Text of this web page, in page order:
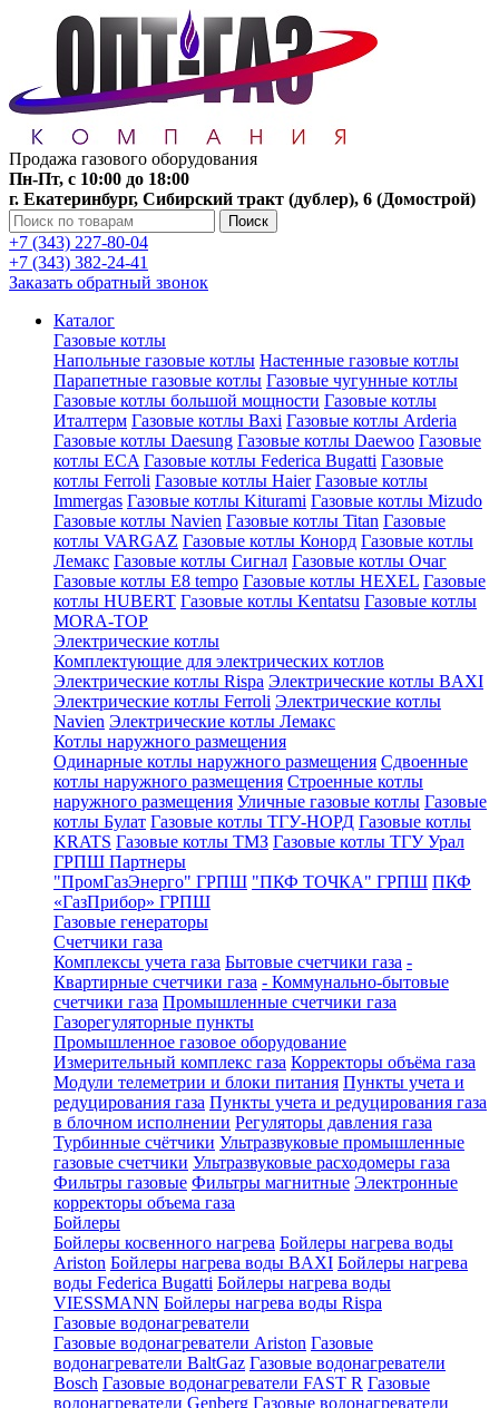
Продажа газового оборудования
Пн-Пт, с 10:00 до 18:00
г. Екатеринбург, Сибирский тракт (дублер), 6 (Домострой)
Поиск
+7 (343) 227-80-04
+7 (343) 382-24-41
Заказать обратный звонок
Каталог
Газовые котлы
Напольные газовые котлы Настенные газовые котлы
Парапетные газовые котлы Газовые чугунные котлы
Газовые котлы большой мощности Газовые котлы
Италтерм Газовые котлы Baxi Газовые котлы Arderia
Газовые котлы Daesung Газовые котлы Daewoo Газовые
котлы ECA Газовые котлы Federica Bugatti Газовые
котлы Ferroli Газовые котлы Haier Газовые котлы
Immergas Газовые котлы Kiturami Газовые котлы Mizudo
Газовые котлы Navien Газовые котлы Titan Газовые
котлы VARGAZ Газовые котлы Конорд Газовые котлы
Лемакс Газовые котлы Сигнал Газовые котлы Очаг
Газовые котлы E8 tempo Газовые котлы HEXEL Газовые
котлы HUBERT Газовые котлы Kentatsu Газовые котлы
MORA-TOP
Электрические котлы
Комплектующие для электрических котлов
Электрические котлы Rispa Электрические котлы BAXI
Электрические котлы Ferroli Электрические котлы
Navien Электрические котлы Лемакс
Котлы наружного размещения
Одинарные котлы наружного размещения Сдвоенные
котлы наружного размещения Строенные котлы
наружного размещения Уличные газовые котлы Газовые
котлы Булат Газовые котлы ТГУ-НОРД Газовые котлы
KRATS Газовые котлы ТМЗ Газовые котлы ТГУ Урал
ГРПШ Партнеры
"ПромГазЭнерго" ГРПШ "ПКФ ТОЧКА" ГРПШ ПКФ
«ГазПрибор» ГРПШ
Газовые генераторы
Счетчики газа
Комплексы учета газа Бытовые счетчики газа -
Квартирные счетчики газа - Коммунально-бытовые
счетчики газа Промышленные счетчики газа
Газорегуляторные пункты
Промышленное газовое оборудование
Измерительный комплекс газа Корректоры объёма газа
Модули телеметрии и блоки питания Пункты учета и
редуцирования газа Пункты учета и редуцирования газа
в блочном исполнении Регуляторы давления газа
Турбинные счётчики Ультразвуковые промышленные
газовые счетчики Ультразвуковые расходомеры газа
Фильтры газовые Фильтры магнитные Электронные
корректоры объема газа
Бойлеры
Бойлеры косвенного нагрева Бойлеры нагрева воды
Ariston Бойлеры нагрева воды BAXI Бойлеры нагрева
воды Federica Bugatti Бойлеры нагрева воды
VIESSMANN Бойлеры нагрева воды Rispa
Газовые водонагреватели
Газовые водонагреватели Ariston Газовые
водонагреватели BaltGaz Газовые водонагреватели
Bosch Газовые водонагреватели FAST R Газовые
водонагреватели Genberg Газовые водонагреватели